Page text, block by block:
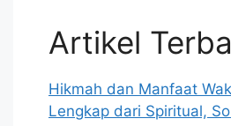
Artikel
Hikmah dan Manfaat
Lengkap dari Spiritual,